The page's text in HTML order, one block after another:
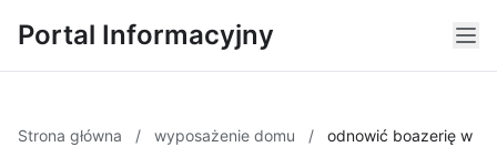
Portal Informacyjny
Strona główna / wyposażenie domu /
odnowić boazerię w